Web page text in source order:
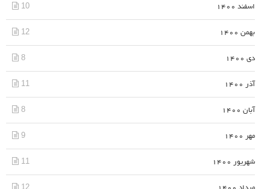
اسفند 1400 10
بهمن 1400 12
دی 1400 8
آذر 1400 11
آبان 1400 8
مهر 1400 9
شهریور 1400 11
12